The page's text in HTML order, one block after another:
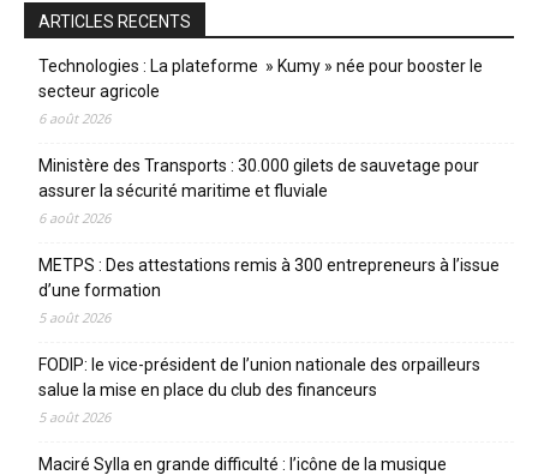
ARTICLES RECENTS
Technologies : La plateforme » Kumy » née pour booster le
secteur agricole
6 août 2026
Ministère des Transports : 30.000 gilets de sauvetage pour
assurer la sécurité maritime et fluviale
6 août 2026
METPS : Des attestations remis à 300 entrepreneurs à l’issue
d’une formation
5 août 2026
FODIP: le vice-président de l’union nationale des orpailleurs
salue la mise en place du club des financeurs
5 août 2026
Maciré Sylla en grande difficulté : l’icône de la musique